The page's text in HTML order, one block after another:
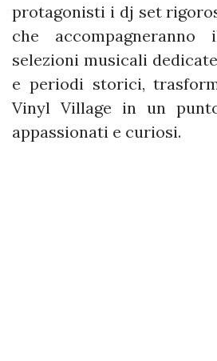
protagonisti i dj set
che
selezioni musicali
e periodi storici,
Vinyl Village in un
appassionati e curiosi.